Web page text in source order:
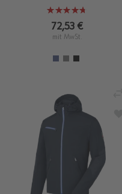
Bewertung:
93%
72,53 €
mit MwSt.